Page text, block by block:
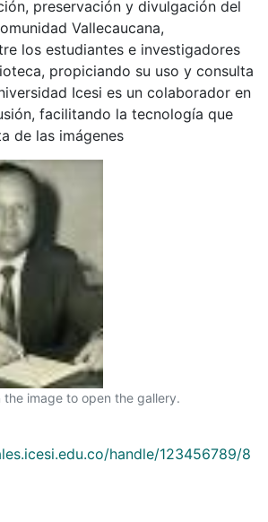
preservación y divulgación del
Vallecaucana,
los estudiantes e investigadores
propiciando su uso y consulta
Icesi es un colaborador en
facilitando la tecnología que
de las imágenes
the image to open the gallery.
handle/123456789/8